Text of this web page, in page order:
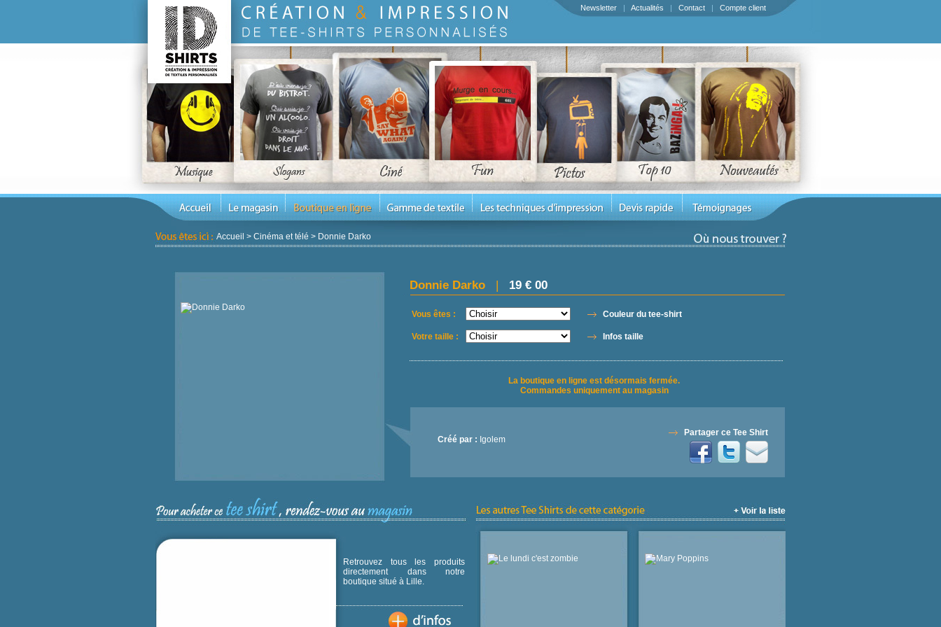
Newsletter | Actualités | Contact | Compte client
Accueil > Cinéma et télé > Donnie Darko
Donnie Darko | 19 € 00
Vous êtes : Couleur du tee-shirt
Votre taille : Infos taille
La boutique en ligne est désormais fermée.
Commandes uniquement au magasin
Créé par : Igolem
Partager ce Tee Shirt
Retrouvez tous les produits
directement dans notre
boutique situé à Lille.